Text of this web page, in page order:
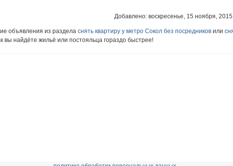
Добавлено: воскресенье, 15 ноября,
объявления из раздела снять квартиру у метро Сокол без посредников или
вы найдёте жильё или постояльца гораздо быстрее!